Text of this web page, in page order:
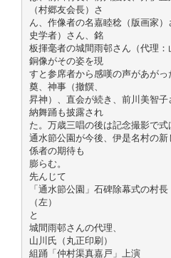
（村郷友会長）さ
ん、作像者の名嘉睦稔（版画家
史学者）さん、銘
板揮毫者の城間雨邨さん（代理：
銅像がその姿を現
すと参席者から感嘆の声があが
奠、神事（撤饌、
昇神）、直会が続き、前川美智
納舞踊も披露され
た。万歳三唱の後は記念撮影で式
通水節公園が今後、伊是名村の
係者の期待も
膨らむ。
先んじて
「通水節公園」石碑除幕式の村長
（左）
と
城間雨邨さんの代理、
山川氏（丸正印刷）
組踊「仲村渠真嘉戸」上演